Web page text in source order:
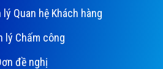
lý Quan hệ Khách hàng
lý Chấm công
đề nghị